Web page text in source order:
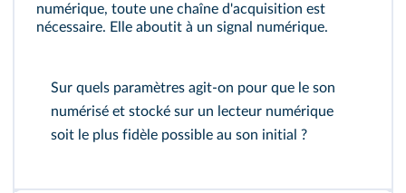
numérique, toute une chaîne d'acquisition est
nécessaire. Elle aboutit à un signal numérique.
Sur quels paramètres agit-on pour que le son
numérisé et stocké sur un lecteur numérique
soit le plus fidèle possible au son initial ?